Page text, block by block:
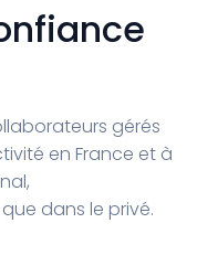
gérés
en France et à
dans le privé.